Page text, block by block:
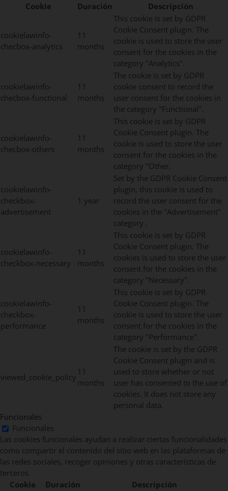
Cookie
Duración Descripción
cookielawinfo-
checbox-analytics
11
months
This cookie is set by GDPR
Cookie Consent plugin. The
cookie is used to store the user
consent for the cookies in the
category "Analytics".
cookielawinfo-
checbox-functional
11
months
The cookie is set by GDPR
cookie consent to record the
user consent for the cookies in
the category "Functional".
cookielawinfo-
checbox-others
11
months
This cookie is set by GDPR
Cookie Consent plugin. The
cookie is used to store the user
consent for the cookies in the
category "Other.
cookielawinfo-
checkbox-
advertisement
1 year
Set by the GDPR Cookie Consent
plugin, this cookie is used to
record the user consent for the
cookies in the "Advertisement"
category .
cookielawinfo-
checkbox-necessary
11
months
This cookie is set by GDPR
Cookie Consent plugin. The
cookies is used to store the user
consent for the cookies in the
category "Necessary".
cookielawinfo-
checkbox-
performance
11
months
This cookie is set by GDPR
Cookie Consent plugin. The
cookie is used to store the user
consent for the cookies in the
category "Performance".
viewed_cookie_policy
11
months
The cookie is set by the GDPR
Cookie Consent plugin and is
used to store whether or not
user has consented to the use of
cookies. It does not store any
personal data.
Funcionales
Funcionales
Las cookies funcionales ayudan a realizar ciertas funcionalidades
como compartir el contenido del sitio web en las plataformas de
las redes sociales, recoger opiniones y otras características de
terceros.
Cookie
Duración Descripción